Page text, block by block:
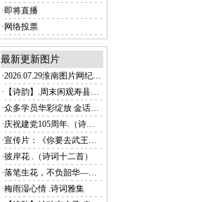
·即将直播
· 网络投票
最新更新图片
·2026.07.29淮南图片网纪实频道·精品零距离
· 【诗韵】.周末闲观寿县炎刘镇磨湾村荷田.（诗词六首）
·众多学员华彩绽放 金话筒成人艺术学院2026年上半年汇报演出圆满举行
·庆祝建党105周年.（诗词六首）
·宣传片：《你要去武王墩吗？》
·彼岸花 .（诗词十二首）
·落笔生花，不负韶华—写给即将中考的你.....
·梅雨湿心情 .诗词雅集